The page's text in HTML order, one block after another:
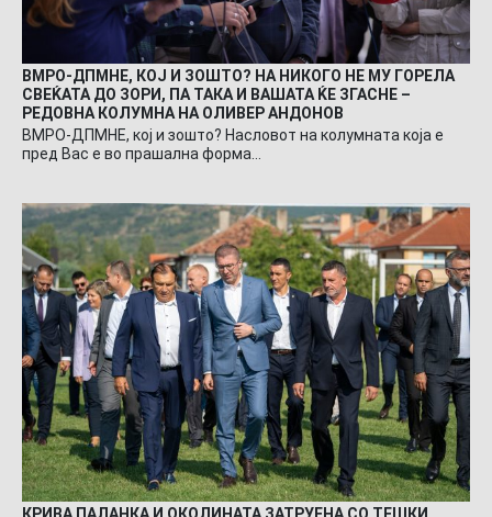
ВМРО-ДПМНЕ, КОЈ И ЗОШТО? НА НИКОГО НЕ МУ ГОРЕЛА
СВЕЌАТА ДО ЗОРИ, ПА ТАКА И ВАШАТА ЌЕ ЗГАСНЕ –
РЕДОВНА КОЛУМНА НА ОЛИВЕР АНДОНОВ
ВМРО-ДПМНЕ, кој и зошто? Насловот на колумната која е
пред Вас е во прашална форма…